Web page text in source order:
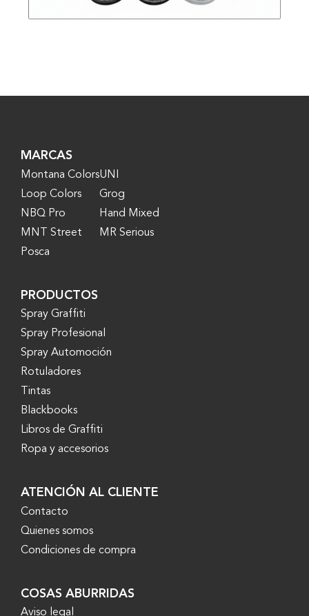
MARCAS
Montana Colors
Loop Colors
NBQ Pro
MNT Street
Posca
UNI
Grog
Hand Mixed
MR Serious
PRODUCTOS
Spray Graffiti
Spray Profesional
Spray Automoción
Rotuladores
Tintas
Blackbooks
Libros de Graffiti
Ropa y accesorios
ATENCIÓN AL CLIENTE
Contacto
Quienes somos
Condiciones de compra
COSAS ABURRIDAS
Aviso legal